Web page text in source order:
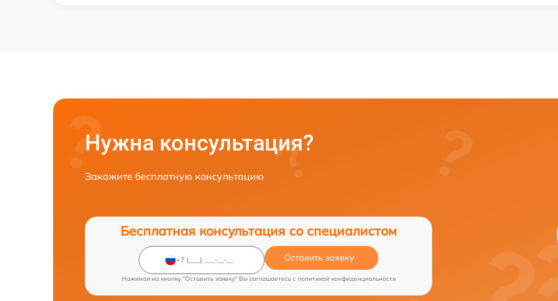
Нужна консультация?
Закажите бесплатную консультацию
Бесплатная консультация со специалистом
Оставить заявку
Нажимая на кнопку "Оставить заявку" Вы соглашаетесь c политикой конфиденциальности